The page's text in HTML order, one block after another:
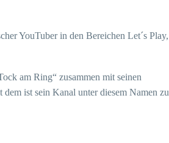
YouTuber in den Bereichen Let´s Play,
am Ring“ zusammen mit seinen
ist sein Kanal unter diesem Namen zu